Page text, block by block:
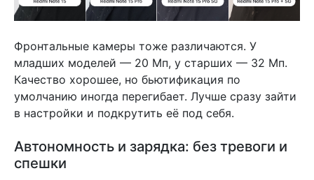
Фронтальные камеры тоже различаются. У
младших моделей — 20 Мп, у старших — 32 Мп.
Качество хорошее, но бьютификация по
умолчанию иногда перегибает. Лучше сразу зайти
в настройки и подкрутить её под себя.
Автономность и зарядка: без тревоги и
спешки